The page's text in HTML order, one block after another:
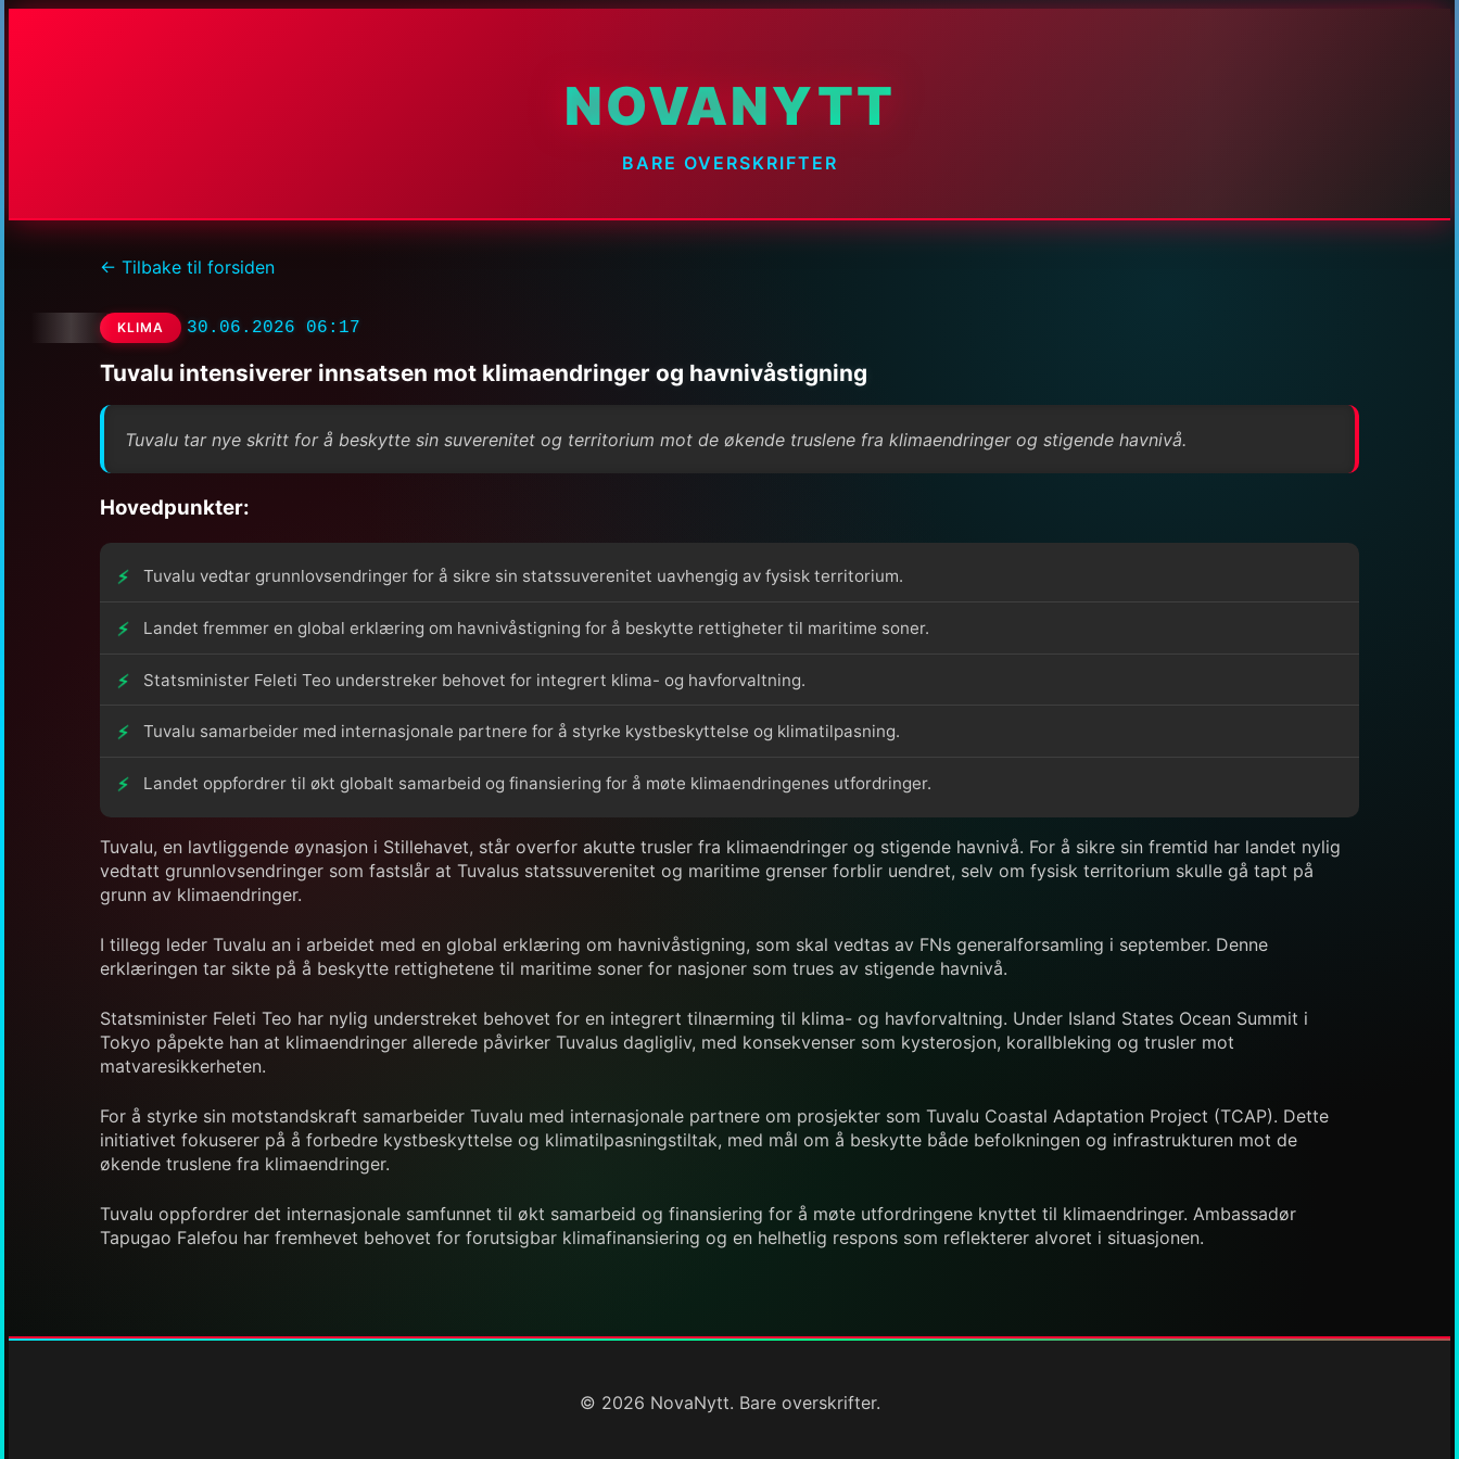
NOVANYTT
BARE OVERSKRIFTER
← Tilbake til forsiden
KLIMA 30.06.2026 06:17
Tuvalu intensiverer innsatsen mot klimaendringer og havnivåstigning
Tuvalu tar nye skritt for å beskytte sin suverenitet og territorium mot de økende truslene fra klimaendringer og stigende havnivå.
Hovedpunkter:
Tuvalu vedtar grunnlovsendringer for å sikre sin statssuverenitet uavhengig av fysisk territorium.
Landet fremmer en global erklæring om havnivåstigning for å beskytte rettigheter til maritime soner.
Statsminister Feleti Teo understreker behovet for integrert klima- og havforvaltning.
Tuvalu samarbeider med internasjonale partnere for å styrke kystbeskyttelse og klimatilpasning.
Landet oppfordrer til økt globalt samarbeid og finansiering for å møte klimaendringenes utfordringer.
Tuvalu, en lavtliggende øynasjon i Stillehavet, står overfor akutte trusler fra klimaendringer og stigende havnivå. For å sikre sin fremtid har landet nylig
vedtatt grunnlovsendringer som fastslår at Tuvalus statssuverenitet og maritime grenser forblir uendret, selv om fysisk territorium skulle gå tapt på
grunn av klimaendringer.
I tillegg leder Tuvalu an i arbeidet med en global erklæring om havnivåstigning, som skal vedtas av FNs generalforsamling i september. Denne
erklæringen tar sikte på å beskytte rettighetene til maritime soner for nasjoner som trues av stigende havnivå.
Statsminister Feleti Teo har nylig understreket behovet for en integrert tilnærming til klima- og havforvaltning. Under Island States Ocean Summit i
Tokyo påpekte han at klimaendringer allerede påvirker Tuvalus dagligliv, med konsekvenser som kysterosjon, korallbleking og trusler mot
matvaresikkerheten.
For å styrke sin motstandskraft samarbeider Tuvalu med internasjonale partnere om prosjekter som Tuvalu Coastal Adaptation Project (TCAP). Dette
initiativet fokuserer på å forbedre kystbeskyttelse og klimatilpasningstiltak, med mål om å beskytte både befolkningen og infrastrukturen mot de
økende truslene fra klimaendringer.
Tuvalu oppfordrer det internasjonale samfunnet til økt samarbeid og finansiering for å møte utfordringene knyttet til klimaendringer. Ambassadør
Tapugao Falefou har fremhevet behovet for forutsigbar klimafinansiering og en helhetlig respons som reflekterer alvoret i situasjonen.
© 2026 NovaNytt. Bare overskrifter.